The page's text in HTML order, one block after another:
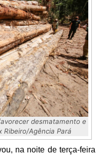
desmatamento e
Ribeiro/Agência Pará
na noite de terça-feira